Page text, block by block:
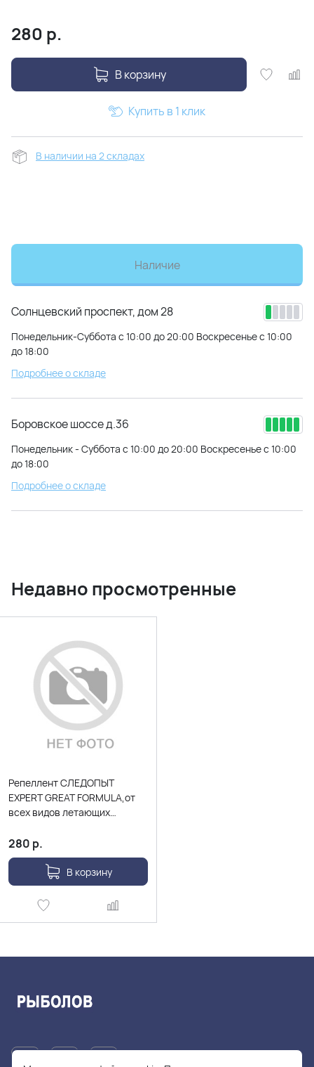
280 р.
В корзину
Купить в 1 клик
В наличии на 2 складах
Наличие
Солнцевский проспект, дом 28
Понедельник-Суббота с 10:00 до 20:00 Воскресенье с 10:00
до 18:00
Подробнее о складе
Боровское шоссе д.36
Понедельник - Суббота с 10:00 до 20:00 Воскресенье с 10:00
до 18:00
Подробнее о складе
Недавно просмотренные
Репеллент СЛЕДОПЫТ
EXPERT GREAT FORMULA,от
всех видов летающих
клещей,аэрозоль, 150 мл
280 р.
В корзину